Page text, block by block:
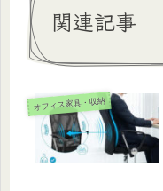
関連記事
オフィス家具・収納